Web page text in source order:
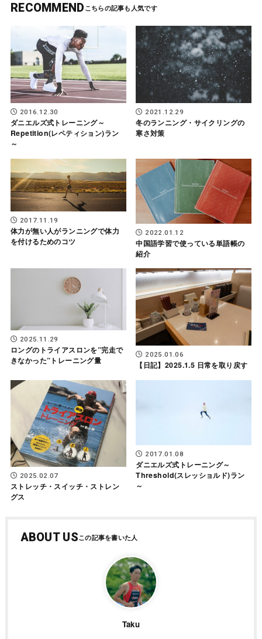
RECOMMEND
2016.12.30
ダニエルズ式トレーニング～
Repetition(レペティション)ラン
～
2021.12.29
冬のランニング・サイクリングの
寒さ対策
2017.11.19
体力が無い人がランニングで体力
を付けるためのコツ
2022.01.12
中国語学習で使っている単語帳の
紹介
2025.11.29
ロングのトライアスロンを”完走で
きなかった”トレーニング量
2025.01.06
【日記】2025.1.5 日常を取り戻す
2025.02.07
ストレッチ・スイッチ・ストレン
グス
2017.01.08
ダニエルズ式トレーニング～
Threshold(スレッショルド)ラン
～
ABOUT US
Taku